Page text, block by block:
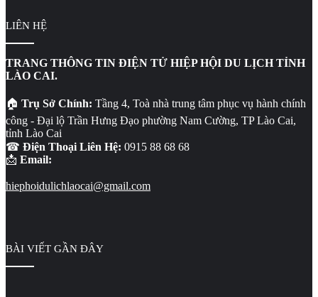
LIÊN HỆ
TRANG THÔNG TIN ĐIỆN TỬ HIỆP HỘI DU LỊCH TỈNH
LÀO CAI.
🏠 Trụ Sở Chính: Tầng 4, Toà nhà trung tâm phục vụ hành chính
công - Đại lộ Trần Hưng Đạo phường Nam Cường, TP Lào Cai,
tỉnh Lào Cai
☎ Điện Thoại Liên Hệ: 0915 88 68 68
📩 Email:
hiephoidulichlaocai@gmail.com
BÀI VIẾT GẦN ĐÂY